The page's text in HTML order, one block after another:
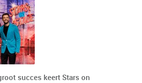
succes keert Stars on